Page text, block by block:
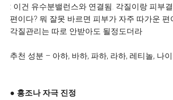
: 이건 유수분밸런스와 연결됨. 각질이랑 피부
편이다? 뭐 잘못 바르면 피부가 자주 따가운
각질관리는 따로 안받아도 될정도더라
추천 성분 – 아하, 바하, 파하, 라하, 레티놀, 나
● 홍조나 자극 진정